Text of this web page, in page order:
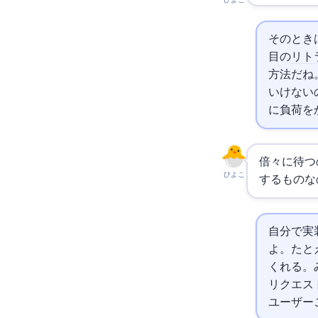
そのとき
目のリト
方法だね
いけない
に負荷を
ひよこ
倍々に待
するもの
自分で実
よ。たと
くれる。
リクエス
ユーザー